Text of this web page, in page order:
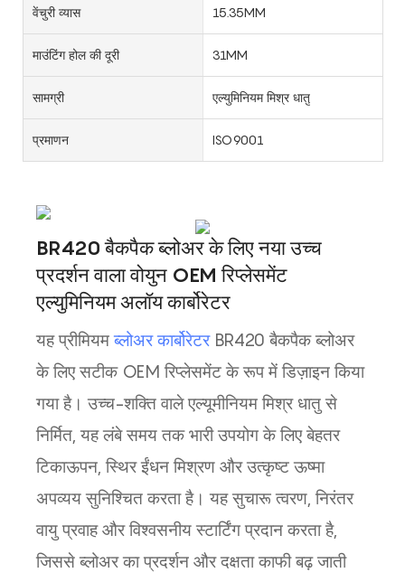
वेंचुरी व्यास 15.35MM
माउंटिंग होल की दूरी 31MM
सामग्री एल्युमिनियम मिश्र धातु
प्रमाणन ISO9001
BR420 बैकपैक ब्लोअर के लिए नया उच्च
प्रदर्शन वाला वोयुन OEM रिप्लेसमेंट
एल्युमिनियम अलॉय कार्बोरेटर
यह प्रीमियमब्लोअर कार्बोरेटरBR420 बैकपैक ब्लोअर
के लिए सटीक OEM रिप्लेसमेंट के रूप में डिज़ाइन किया
गया है। उच्च-शक्ति वाले एल्यूमीनियम मिश्र धातु से
निर्मित, यह लंबे समय तक भारी उपयोग के लिए बेहतर
टिकाऊपन, स्थिर ईंधन मिश्रण और उत्कृष्ट ऊष्मा
अपव्यय सुनिश्चित करता है। यह सुचारू त्वरण, निरंतर
वायु प्रवाह और विश्वसनीय स्टार्टिंग प्रदान करता है,
जिससे ब्लोअर का प्रदर्शन और दक्षता काफी बढ़ जाती